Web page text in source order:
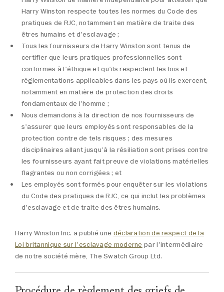
Harry Winston respecte toutes les normes du Code des
pratiques de RJC, notamment en matière de traite des
êtres humains et d'esclavage ;
Tous les fournisseurs de Harry Winston sont tenus de
certifier que leurs pratiques professionnelles sont
conformes à l'éthique et qu'ils respectent les lois et
réglementations applicables dans les pays où ils exercent,
notamment en matière de protection des droits
fondamentaux de l'homme ;
Nous demandons à la direction de nos fournisseurs de
s'assurer que leurs employés sont responsables de la
protection contre de tels risques ; des mesures
disciplinaires allant jusqu'à la résiliation sont prises contre
les fournisseurs ayant fait preuve de violations matérielles
flagrantes ou non corrigées ; et
Les employés sont formés pour enquêter sur les violations
du Code des pratiques de RJC, ce qui inclut les problèmes
d'esclavage et de traite des êtres humains.
Harry Winston Inc. a publié une déclaration de respect de la
Loi britannique sur l'esclavage moderne par l'intermédiaire
de notre société mère, The Swatch Group Ltd.